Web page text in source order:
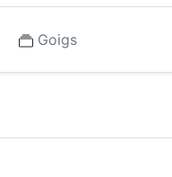
Goigs